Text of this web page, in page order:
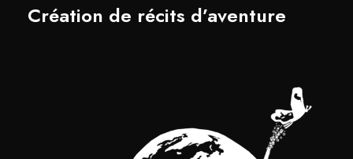
Création de récits d’aventure